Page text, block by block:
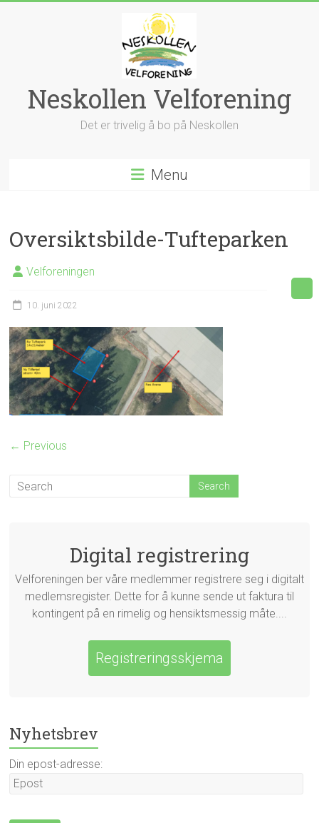
Neskollen Velforening
Det er trivelig å bo på Neskollen
Menu
Oversiktsbilde-Tufteparken
Velforeningen
10. juni 2022
← Previous
Digital registrering
Velforeningen ber våre medlemmer registrere seg i digitalt
medlemsregister. Dette for å kunne sende ut faktura til
kontingent på en rimelig og hensiktsmessig måte....
Registreringsskjema
Nyhetsbrev
Din epost-adresse: